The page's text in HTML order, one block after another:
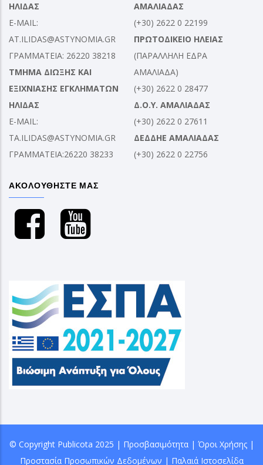
ΗΛΙΔΑΣ
E-MAIL:
AT.ILIDAS@ASTYNOMIA.GR
ΓΡΑΜΜΑΤΕΙΑ: 26220 38218
ΤΜΗΜΑ ΔΙΩΞΗΣ ΚΑΙ
ΕΞΙΧΝΙΑΣΗΣ ΕΓΚΛΗΜΑΤΩΝ
ΗΛΙΔΑΣ
E-MAIL:
TA.ILIDAS@ASTYNOMIA.GR
ΓΡΑΜΜΑΤΕΙΑ:26220 38233
ΑΜΑΛΙΑΔΑΣ
(+30) 2622 0 22199
ΠΡΩΤΟΔΙΚΕΙΟ ΗΛΕΙΑΣ
(ΠΑΡΑΛΛΗΛΗ ΕΔΡΑ
ΑΜΑΛΙΑΔΑ)
(+30) 2622 0 28477
Δ.Ο.Υ. ΑΜΑΛΙΑΔΑΣ
(+30) 2622 0 27611
ΔΕΔΔΗΕ ΑΜΑΛΙΑΔΑΣ
(+30) 2622 0 22756
ΑΚΟΛΟΥΘΗΣΤΕ ΜΑΣ
© Copyright Publicota 2025 | Προσβασιμότητα| Όροι Χρήσης|
Προστασία Προσωπικών Δεδομένων | Παλαιά Ιστοσελίδα